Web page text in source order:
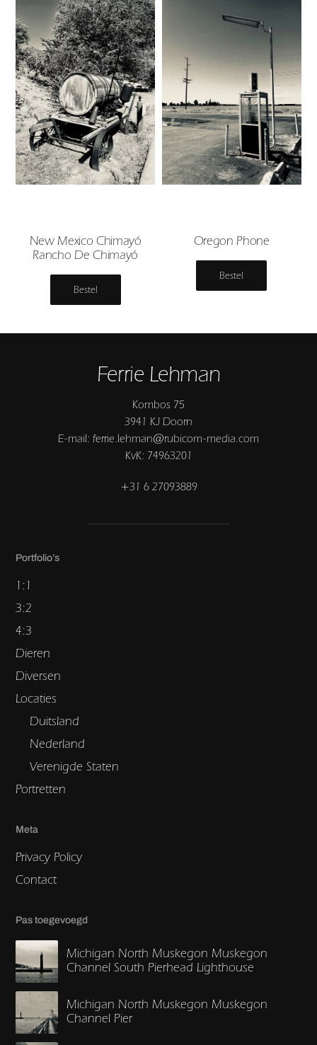
New Mexico Chimayó
Rancho De Chimayó
Bestel
Oregon Phone
Bestel
Ferrie Lehman
Kombos 75
3941 KJ Doorn
E-mail: ferrie.lehman@rubicom-media.com
KvK: 74963201
+31 6 27093889
Portfolio’s
1:1
3:2
4:3
Dieren
Diversen
Locaties
Duitsland
Nederland
Verenigde Staten
Portretten
Meta
Privacy Policy
Contact
Pas toegevoegd
Michigan North Muskegon Muskegon
Channel South Pierhead Lighthouse
Michigan North Muskegon Muskegon
Channel Pier